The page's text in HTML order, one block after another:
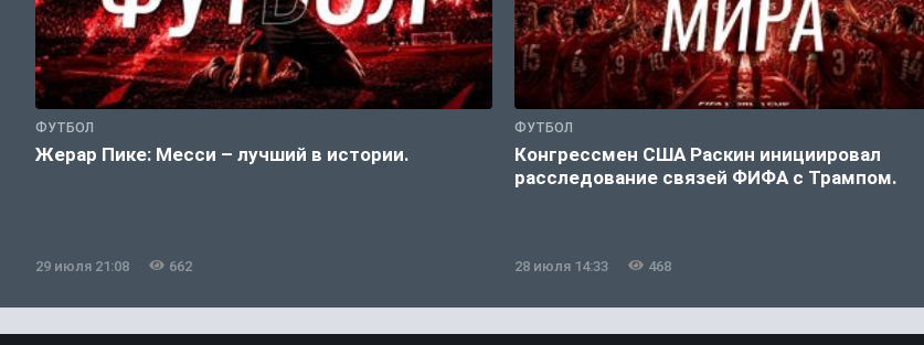
ФУТБОЛ
Жерар Пике: Месси – лучший в истории.
29 июля 21:08 662
ФУТБОЛ
Конгрессмен США Раскин инициировал
расследование связей ФИФА с Трампом.
28 июля 14:33 468